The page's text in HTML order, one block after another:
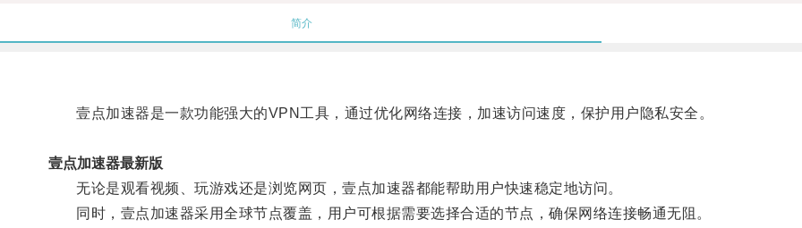
简介
壹点加速器是一款功能强大的VPN工具，通过优化网络连接，加速访问速度，保护用户隐私安全。
壹点加速器最新版
无论是观看视频、玩游戏还是浏览网页，壹点加速器都能帮助用户快速稳定地访问。
同时，壹点加速器采用全球节点覆盖，用户可根据需要选择合适的节点，确保网络连接畅通无阻。